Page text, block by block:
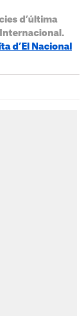
d’última
Internacional.
d’El Nacional